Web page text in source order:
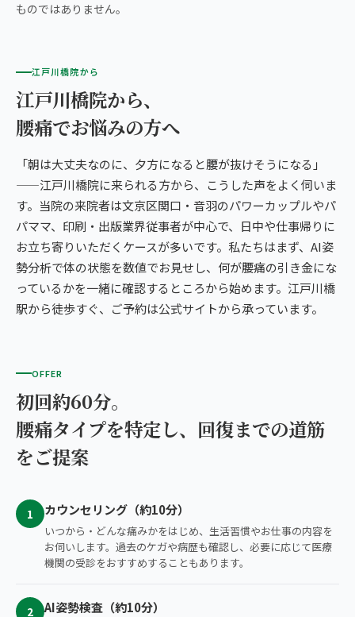
ものではありません。
江戸川橋院から
江戸川橋院から、
腰痛でお悩みの方へ
「朝は大丈夫なのに、夕方になると腰が抜けそうになる」
——江戸川橋院に来られる方から、こうした声をよく伺いま
す。当院の来院者は文京区関口・音羽のパワーカップルやパ
パママ、印刷・出版業界従事者が中心で、日中や仕事帰りに
お立ち寄りいただくケースが多いです。私たちはまず、AI姿
勢分析で体の状態を数値でお見せし、何が腰痛の引き金にな
っているかを一緒に確認するところから始めます。江戸川橋
駅から徒歩すぐ、ご予約は公式サイトから承っています。
OFFER
初回約60分。
腰痛タイプを特定し、回復までの道筋
をご提案
1 カウンセリング（約10分）
いつから・どんな痛みかをはじめ、生活習慣やお仕事の内容を
お伺いします。過去のケガや病歴も確認し、必要に応じて医療
機関の受診をおすすめすることもあります。
2 AI姿勢検査（約10分）